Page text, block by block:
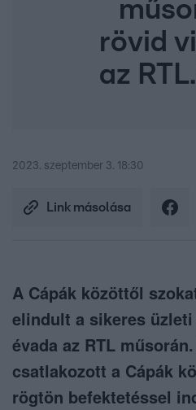
rövid
az
2023. szeptember 3. 18:30
Link másolása
A Cápák közöttől
elindult a sikeres
évada az RTL
csatlakozott a Cápák
rögtön befektetéssel